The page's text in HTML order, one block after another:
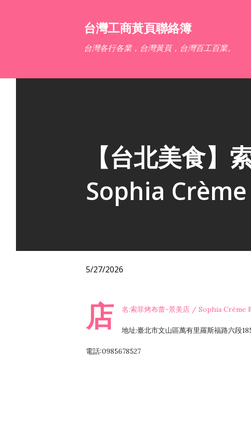
台灣工商黃頁聯絡簿
台灣各行各業，台灣黃頁，台灣百工百業。
【台北美食】
Sophia
5/27/2026
店 名:索菲烤布蕾-景美店 / Sophia Crème
地址:臺北市文山區萬有里羅斯福路六段
電話:0985678527